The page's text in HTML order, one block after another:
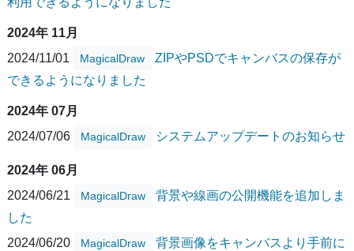
2024年 11月
2024/11/01
MagicalDraw
ZIPやPSDでキャンバスの保存が
できるようになりました
2024年 07月
2024/07/06
MagicalDraw システムアップデートのお知らせ
2024年 06月
2024/06/21
MagicalDraw
背景や線画の公開機能を追加しま
した
2024/06/20
MagicalDraw
背景画像をキャンバスより手前に